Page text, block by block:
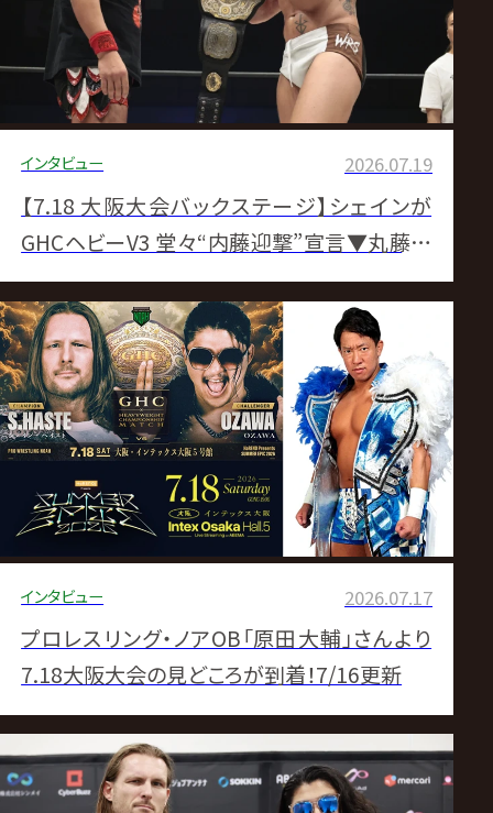
インタビュー 2026.07.19
【7.18 大阪大会バックステージ】シェインが
GHCヘビーV3 堂々“内藤迎撃”宣言▼丸藤が
GHCナショナル&副社長職“防衛” KENTAと丸
KEN対決へ▼征矢&飯野がGHCタッグ初防衛
▼EitaがGHCジュニアV2もカイが襲撃▼内藤
が清宮との初対決制す▼ウルフがN-1出場権
獲得▼Yoshikiが藤田撃破▼ベイン&アレハが
GHCジュニアタッグV4
インタビュー 2026.07.17
プロレスリング・ノアOB「原田大輔」さんより
7.18大阪大会の見どころが到着！7/16更新